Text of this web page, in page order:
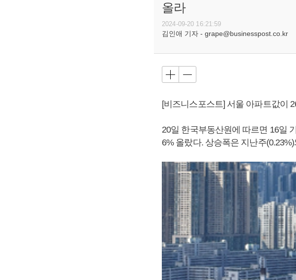
올라
2024-09-20 16:21:59
김인애 기자 - grape@businesspost.co.kr
[비즈니스포스트] 서울 아파트값이
20일 한국부동산원에 따르면 16일
6% 올랐다. 상승폭은 지난주